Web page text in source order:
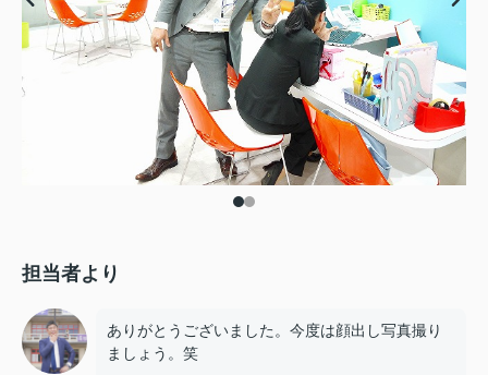
担当者より
ありがとうございました。今度は顔出し写真撮り
ましょう。笑